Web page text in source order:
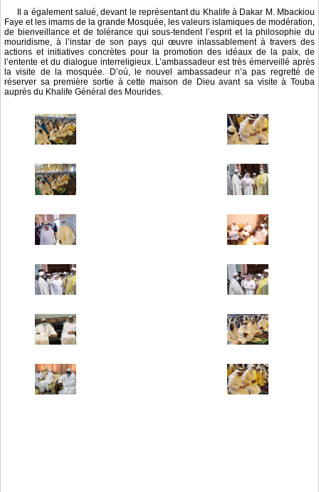
Il a également salué, devant le représentant du Khalife à Dakar M. Mbackiou
Faye et les imams de la grande Mosquée, les valeurs islamiques de modération,
de bienveillance et de tolérance qui sous-tendent l’esprit et la philosophie du
mouridisme, à l’instar de son pays qui œuvre inlassablement à travers des
actions et initiatives concrètes pour la promotion des idéaux de la paix, de
l’entente et du dialogue interreligieux. L’ambassadeur est très émerveillé après
la visite de la mosquée. D’où, le nouvel ambassadeur n’a pas regretté de
réserver sa première sortie à cette maison de Dieu avant sa visite à Touba
auprès du Khalife Général des Mourides.